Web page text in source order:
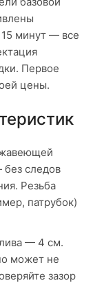
15 минут — все
Первое
цены.
следов
Резьба
патрубок)
— 4 см.
может не
зазор